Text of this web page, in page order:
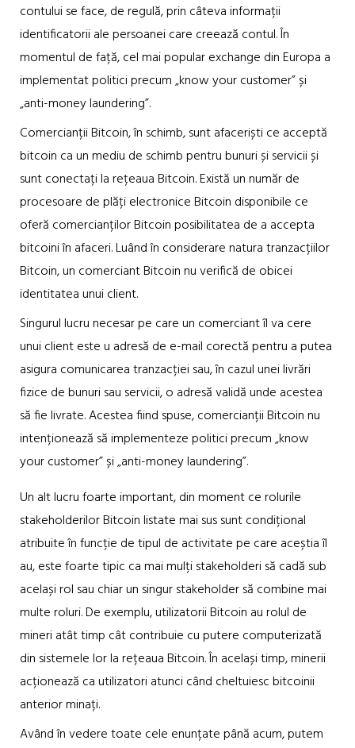
contului se face, de regulă, prin câteva informații
identificatorii ale persoanei care creează contul. În
momentul de față, cel mai popular exchange din Europa a
implementat politici precum „know your customer” și
„anti-money laundering”.
Comercianții Bitcoin, în schimb, sunt afaceriști ce acceptă
bitcoin ca un mediu de schimb pentru bunuri și servicii și
sunt conectați la rețeaua Bitcoin. Există un număr de
procesoare de plăți electronice Bitcoin disponibile ce
oferă comercianților Bitcoin posibilitatea de a accepta
bitcoini în afaceri. Luând în considerare natura tranzacțiilor
Bitcoin, un comerciant Bitcoin nu verifică de obicei
identitatea unui client.
Singurul lucru necesar pe care un comerciant îl va cere
unui client este u adresă de e-mail corectă pentru a putea
asigura comunicarea tranzacției sau, în cazul unei livrări
fizice de bunuri sau servicii, o adresă validă unde acestea
să fie livrate. Acestea fiind spuse, comercianții Bitcoin nu
intenționează să implementeze politici precum „know
your customer” și „anti-money laundering”.
Un alt lucru foarte important, din moment ce rolurile
stakeholderilor Bitcoin listate mai sus sunt condițional
atribuite în funcție de tipul de activitate pe care aceștia îl
au, este foarte tipic ca mai mulți stakeholderi să cadă sub
același rol sau chiar un singur stakeholder să combine mai
multe roluri. De exemplu, utilizatorii Bitcoin au rolul de
mineri atât timp cât contribuie cu putere computerizată
din sistemele lor la rețeaua Bitcoin. În același timp, minerii
acționează ca utilizatori atunci când cheltuiesc bitcoinii
anterior minați.
Având în vedere toate cele enunțate până acum, putem